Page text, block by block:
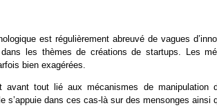
est régulièrement abreuvé de vagues
les thèmes de créations de startups. Les
bien exagérées.
avant tout lié aux mécanismes de
s’appuie dans ces cas-là sur des mensonges